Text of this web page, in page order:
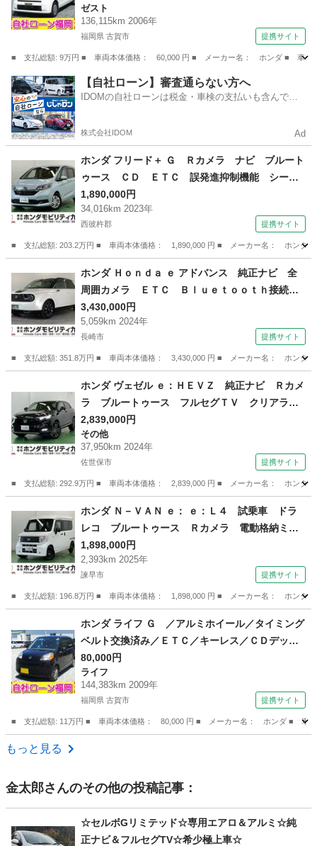
ゼスト
136,115km 2006年
福岡県 古賀市 提携サイト
■ 支払総額: 9万円 ■ 車両本体価格： 60,000 円 ■ メーカー名： ホンダ ■ 車
福岡 古賀市 ゼスト
【自社ローン】審査通らない方へ
IDOMの自社ローンは税金・車検の支払いも含んでい
株式会社IDOM Ad
ホンダ フリード＋ Ｇ Ｒカメラ ナビ ブルート
ゥース ＣＤ ＥＴＣ 誤発進抑制機能 シート
ヒータ スマキー オートクルーズ 盗難防止シ
ステム リアカメラ ＡＢＳ エアバック 両側
電動ドア ＥＳＣ ＬＥＤヘッド Ｗエアバッグ
（車検整備付）
1,890,000円
34,016km 2023年
西彼杵郡 提携サイト
■ 支払総額: 203.2万円 ■ 車両本体価格： 1,890,000 円 ■ メーカー名： ホン
ホンダ
ホンダ Ｈｏｎｄａ ｅ アドバンス 純正ナビ 全
周囲カメラ ＥＴＣ Ｂｌｕｅｔｏｏｔｈ接続
イモビライザー サイドエアバック バックモニ
ター シ－トヒ－タ－ コーナーセンサー レー
ンキープアシスト オートライト ドラレコ エ
アバック （検9.9）
3,430,000円
5,059km 2024年
長崎市 提携サイト
■ 支払総額: 351.8万円 ■ 車両本体価格： 3,430,000 円 ■ メーカー名： ホン
ホンダ
ホンダ ヴェゼル ｅ：ＨＥＶＺ 純正ナビ Ｒカメ
ラ ブルートゥース フルセグＴＶ クリアラン
スソナ－ パワートランク ＬＫＡＳ 追従 地
上デジタル ＢＴオーディオ サイドカーテンエ
アバック ＵＳＢ ＥＴＣ付 両席エアバック
2,839,000円
その他
37,950km 2024年
佐世保市 提携サイト
■ 支払総額: 292.9万円 ■ 車両本体価格： 2,839,000 円 ■ メーカー名： ホン
その他
ホンダ Ｎ－ＶＡＮ ｅ： ｅ：Ｌ４ 試乗車 ドラ
レコ ブルートゥース Ｒカメラ 電動格納ミラ
ー パワーウィンドウ フルセグテレビ 横滑り
防止 カーテンエアバック バックカメラ シー
トヒーター スマートキー ＵＳＢポート オー
トエアコン （検9.6）
1,898,000円
2,393km 2025年
諫早市 提携サイト
■ 支払総額: 196.8万円 ■ 車両本体価格： 1,898,000 円 ■ メーカー名： ホン
ホンダ
ホンダ ライフ Ｇ ／アルミホイール／タイミング
ベルト交換済み／ＥＴＣ／キーレス／ＣＤデッキ
／電格ミラー （検9.9）
80,000円
ライフ
144,383km 2009年
福岡県 古賀市 提携サイト
■ 支払総額: 11万円 ■ 車両本体価格： 80,000 円 ■ メーカー名： ホンダ ■ 車種
福岡 古賀市
もっと見る
金太郎さんのその他の投稿記事：
☆セルボGリミテッド☆専用エアロ＆アルミ☆純
正ナビ＆フルセグTV☆希少極上車☆